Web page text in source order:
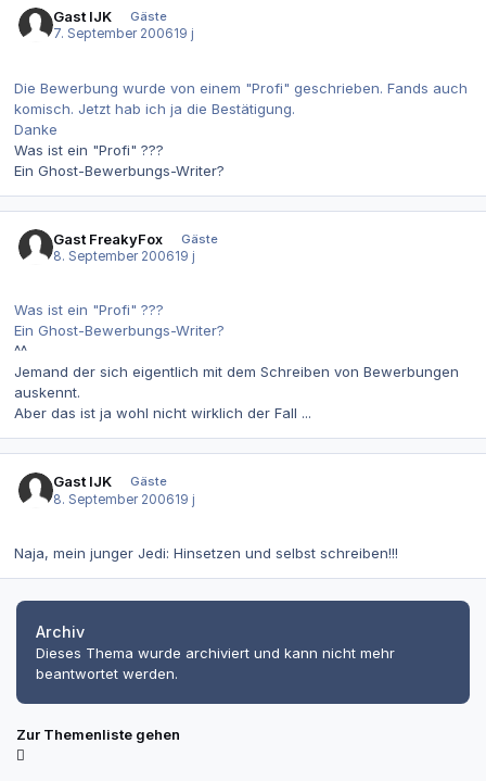
Gast IJK
Gäste
7. September 200619 j
Die Bewerbung wurde von einem "Profi" geschrieben. Fands auch
komisch. Jetzt hab ich ja die Bestätigung.
Danke
Was ist ein "Profi" ???
Ein Ghost-Bewerbungs-Writer?
Gast FreakyFox
Gäste
8. September 200619 j
Was ist ein "Profi" ???
Ein Ghost-Bewerbungs-Writer?
^^
Jemand der sich eigentlich mit dem Schreiben von Bewerbungen
auskennt.
Aber das ist ja wohl nicht wirklich der Fall ...
Gast IJK
Gäste
8. September 200619 j
Naja, mein junger Jedi: Hinsetzen und selbst schreiben!!!
Archiv
Dieses Thema wurde archiviert und kann nicht mehr
beantwortet werden.
Zur Themenliste gehen